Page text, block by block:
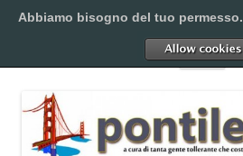
al
Pontilex
Menu
Abbiamo bisogno del tuo permesso.